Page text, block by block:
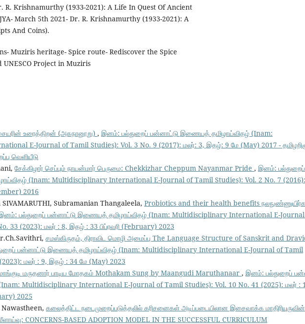
R. Krishnamurthy (1933-2021): A Life In Quest Of Ancient
March 5th 2021- Dr. R. Krishnamurthy (1933-2021): A
And Coins).
Muziris heritage- Spice route- Rediscover the Spice
Project in Muziris
உரைத்திறன் (அகநானூறு) , இனம்: பல்துறைப் பன்னாட்டு இணையத் தமிழாய்விதழ் (Inam:
E-Journal of Tamil Studies): Vol. 3 No. 9 (2017): மலர்: 3, இதழ்: 9 மே (May) 2017 -
வெளியீடு
சேக்கிழார் செப்பும் நாயன்மார் பெருமை: Chekkizhar Cheppum Nayanmar Pride , இனம்: பல்துறைப்
(Inam: Multidisciplinary International E-Journal of Tamil Studies): Vol. 2 No. 7
2016
Subramanian Thangaleela, Probiotics and their health benefits
பல்துறைப் பன்னாட்டு இணையத் தமிழாய்விதழ் (Inam: Multidisciplinary International E-
33 (2023): மலர் : 8, இதழ் : 33 பிப்ரவரி (February) 2023
சமஸ்கிருதம், திராவிட மொழி அமைப்பு The Language Structure of Sanskrit and
பன்னாட்டு இணையத் தமிழாய்விதழ் (Inam: Multidisciplinary International E-Journal of Tamil
மலர் : 9, இதழ் : 34 மே (May) 2023
மருதனார் பாடிய மோதகம் Mothakam Sung by Maangudi Maruthanaar , இனம்: பல்துறைப்
Multidisciplinary International E-Journal of Tamil Studies): Vol. 10 No. 41 (2025): மலர் :
2025
கலைத்திட்ட நடைமுறைப்படுத்தலில் கரிசனைகள் அடிப்படையிலான இசைவாக்க மாதிரியுருவின்
CONCERNS-BASED ADOPTION MODEL IN THE SUCCESSFUL CURRICULUM